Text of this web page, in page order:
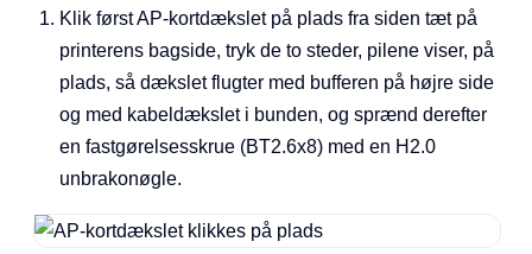
Klik først AP-kortdækslet på plads fra siden tæt på
printerens bagside, tryk de to steder, pilene viser, på
plads, så dækslet flugter med bufferen på højre side
og med kabeldækslet i bunden, og sprænd derefter
en fastgørelsesskrue (BT2.6x8) med en H2.0
unbrakonøgle.